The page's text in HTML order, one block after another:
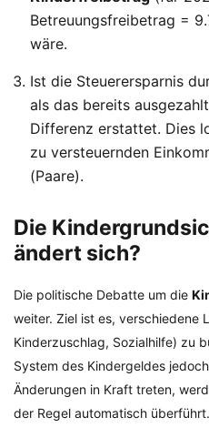
Betreuungsfreibetrag =
wäre.
Ist die Steuerersparnis
als das bereits
Differenz erstattet. Dies
zu versteuernden
(Paare).
Die
ändert sich?
Die politische Debatte um die
weiter. Ziel ist es, verschiedene
Kinderzuschlag, Sozialhilfe) zu
System des Kindergeldes
Änderungen in Kraft treten,
der Regel automatisch überführt.